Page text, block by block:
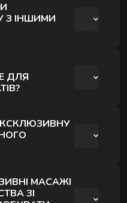
розслаблення.
зняти напругу.
З ІНШИМИ
під запит клієнта.
ДЛЯ
Перед
і самопочуття.
майстра.
МАСАЖІ
ЗІ